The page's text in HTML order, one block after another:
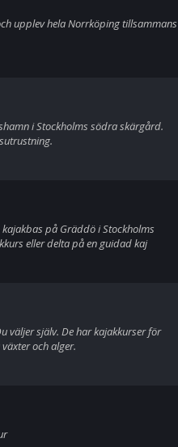
upplev hela Norrköping tillsammans
i Stockholms södra skärgård.
på Gräddö i Stockholms
eller delta på en guidad kaj
väljer själv. De har kajakkurser för
och alger.